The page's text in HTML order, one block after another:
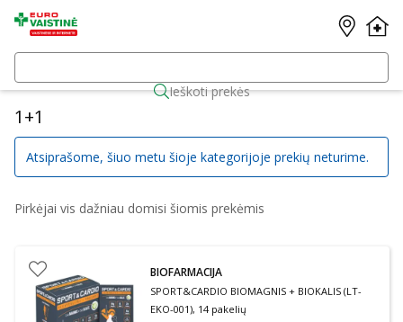
Ieškoti prekės
1+1
Atsiprašome, šiuo metu šioje kategorijoje prekių neturime.
Pirkėjai vis dažniau domisi šiomis prekėmis
BIOFARMACIJA
SPORT&CARDIO BIOMAGNIS + BIOKALIS (LT-
EKO-001), 14 pakelių